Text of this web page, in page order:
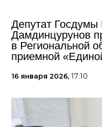
Депутат Госдумы
Дамдинцурунов
в Региональной
приемной
16 января 2026, 17:10